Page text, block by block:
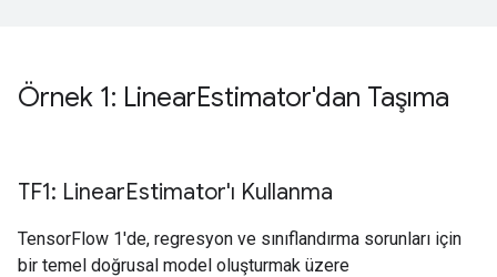
Örnek 1: LinearEstimator'dan Taşıma
TF1: LinearEstimator'ı Kullanma
TensorFlow 1'de, regresyon ve sınıflandırma sorunları için
bir temel doğrusal model oluşturmak üzere